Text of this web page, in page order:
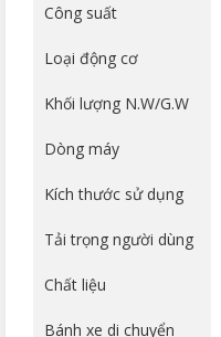
Công suất
Loại động cơ
Khối lượng N.W/G.W
Dòng máy
Kích thước sử dụng
Tải trọng người dùng
Chất liệu
Bánh xe di chuyển